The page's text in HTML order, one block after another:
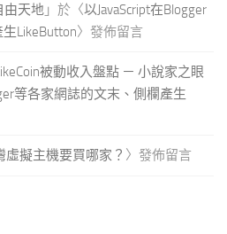
由天地 」於〈以JavaScript在Blogger
LikeButton〉發佈留言
被動收入盤點 － 小說家之眼
等各家網誌的文末、側欄產生
虛擬主機要買哪家？ 〉發佈留言